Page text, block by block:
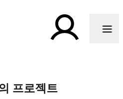
프로젝트